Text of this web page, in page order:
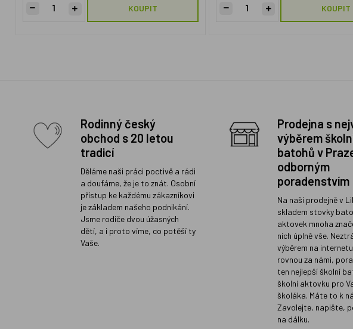
KOUPIT KOUPIT
Rodinný český
obchod s 20 letou
tradicí
Děláme naši práci poctivě a rádi
a doufáme, že je to znát. Osobní
přístup ke každému zákazníkovi
je základem našeho podnikání.
Jsme rodiče dvou úžasných
dětí, a i proto víme, co potěší ty
Vaše.
Prodejna s
výběrem
batohů v
odborným
poradenstvím
Na naší prodejně v
skladem stovky
aktovek mnoha
nich úplně vše.
výběrem na
rovnou za námi,
ten nejlepší školní
školní aktovku pro
školáka. Máte to k
Zavolejte, napište,
na dálku.